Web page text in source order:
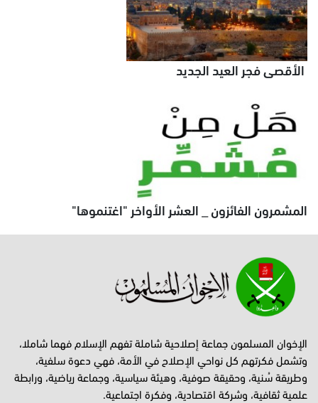
الأقصى فجر العيد الجديد
المشمرون الفائزون _ العشر الأواخر "اغتنموها"
الإخوان المسلمون جماعة إصلاحية شاملة تفهم الإسلام فهما شاملا،
وتشمل فكرتهم كل نواحي الإصلاح في الأمة، فهي دعوة سلفية،
وطريقة سُنية، وحقيقة صوفية، وهيئة سياسية، وجماعة رياضية، ورابطة
علمية ثقافية، وشركة اقتصادية، وفكرة اجتماعية.